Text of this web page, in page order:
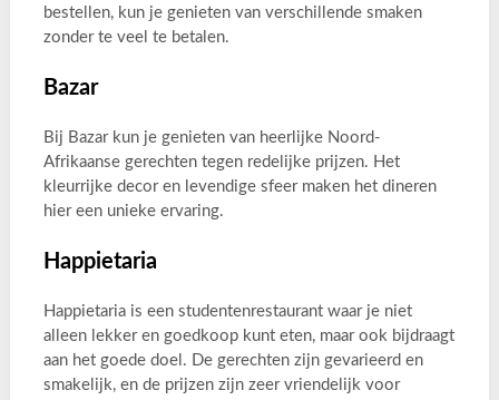
bestellen, kun je genieten van verschillende smaken
zonder te veel te betalen.
Bazar
Bij Bazar kun je genieten van heerlijke Noord-
Afrikaanse gerechten tegen redelijke prijzen. Het
kleurrijke decor en levendige sfeer maken het dineren
hier een unieke ervaring.
Happietaria
Happietaria is een studentenrestaurant waar je niet
alleen lekker en goedkoop kunt eten, maar ook bijdraagt
aan het goede doel. De gerechten zijn gevarieerd en
smakelijk, en de prijzen zijn zeer vriendelijk voor